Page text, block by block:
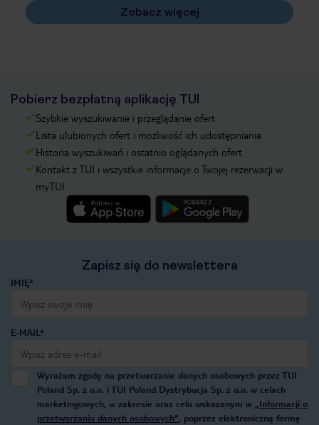
Zobacz więcej
Pobierz bezpłatną aplikację TUI
Szybkie wyszukiwanie i przeglądanie ofert
Lista ulubionych ofert i możliwość ich udostępniania
Historia wyszukiwań i ostatnio oglądanych ofert
Kontakt z TUI i wszystkie informacje o Twojej rezerwacji w
myTUI
Zapisz się do newslettera
IMIĘ*
E-MAIL*
Wyrażam zgodę na przetwarzanie danych osobowych przez TUI
Poland Sp. z o.o. i TUI Poland Dystrybucja Sp. z o.o. w celach
marketingowych, w zakresie oraz celu wskazanym w „Informacji o
przetwarzaniu danych osobowych”, poprzez elektroniczną formę